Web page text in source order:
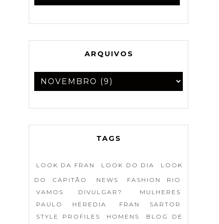
ARQUIVOS
TAGS
LOOK DA FRAN LOOK DO DIA
LOOK
DO CAPITÃO
NEWS
FASHION RIO
VAMOS DIVULGAR?
MULHERES
PAULO HEREDIA
FRAN SARTOR
STYLE PROFILES
HOMENS
BLOG DE